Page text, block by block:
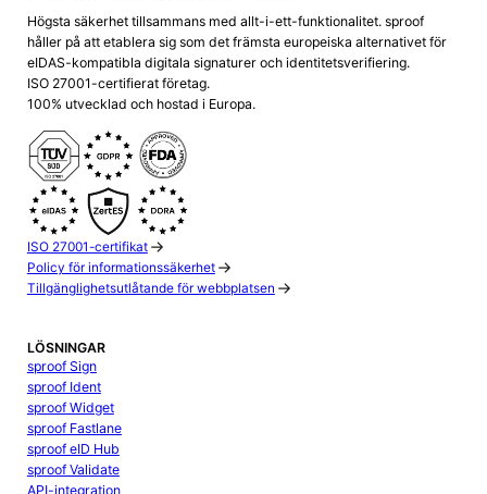
Högsta säkerhet tillsammans med allt-i-ett-funktionalitet. sproof
håller på att etablera sig som det främsta europeiska alternativet för
eIDAS-kompatibla digitala signaturer och identitetsverifiering.
ISO 27001-certifierat företag.
100% utvecklad och hostad i Europa.
ISO 27001-certifikat
Policy för informationssäkerhet
Tillgänglighetsutlåtande för webbplatsen
LÖSNINGAR
sproof Sign
sproof Ident
sproof Widget
sproof Fastlane
sproof eID Hub
sproof Validate
API-integration